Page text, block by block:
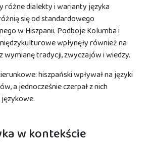
różne dialekty i warianty języka
się od standardowego
w Hiszpanii. Podboje Kolumba i
wpłynęły również na
wymianę tradycji, zwyczajów i wiedzy.
hiszpański wpływał na języki
a jednocześnie czerpał z nich
w kontekście